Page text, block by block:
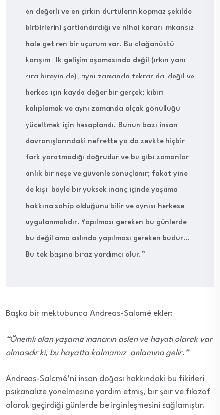
en değerli ve en çirkin dürtülerin kopmaz şekilde
birbirlerini şartlandırdığı ve nihai kararı imkansız
hale getiren bir uçurum var. Bu olağanüstü
karışım ilk gelişim aşamasında değil (ırkın yanı
sıra bireyin de), aynı zamanda tekrar da değil ve
herkes için kayda değer bir gerçek; kibiri
kalıplamak ve aynı zamanda alçak gönüllüğü
yüceltmek için hesaplandı. Bunun bazı insan
davranışlarındaki nefrette ya da zevkte hiçbir
fark yaratmadığı doğrudur ve bu gibi zamanlar
anlık bir neşe ve güvenle sonuçlanır; fakat yine
de kişi böyle bir yüksek inanç içinde yaşama
hakkına sahip olduğunu bilir ve aynısı herkese
uygulanmalıdır. Yapılması gereken bu günlerde
bu değil ama aslında yapılması gereken budur…
Bu tek başına biraz yardımcı olur.”
Başka bir mektubunda Andreas-Salomé ekler:
“Önemli olan yaşama inancının aslen ve hayati olarak var
olmasıdır ki, bu hayatta kalmamız anlamına gelir.”
Andreas-Salomé’ni insan doğası hakkındaki bu fikirleri
psikanalize yönelmesine yardım etmiş, bir şair ve filozof
olarak geçirdiği günlerde belirginleşmesini sağlamıştır.